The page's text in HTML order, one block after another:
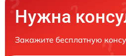
Нужна
Закажите бесплатную